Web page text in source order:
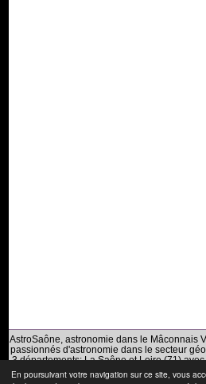
En poursuivant votre navigation sur ce site, vous
AstroSaône, astronomie dans le Mâconnais
passionnés d'astronomie dans le secteur
3 départements: La Saône et Loire (71)
Bresse du Val de Saône et Le